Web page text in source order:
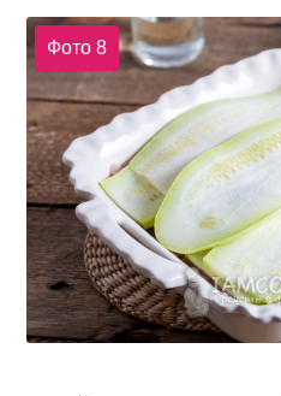
Фото 8